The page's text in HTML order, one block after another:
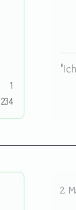
1
234
2.